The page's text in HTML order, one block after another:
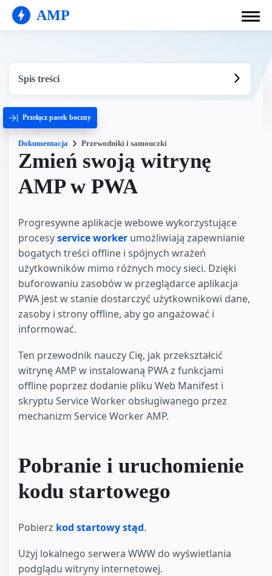
AMP
Spis treści
Przełącz pasek boczny
Dokumentacja Przewodniki i samouczki
Zmień swoją witrynę
AMP w PWA
Progresywne aplikacje webowe wykorzystujące
procesyservice worker umożliwiają zapewnianie
bogatych treści offline i spójnych wrażeń
użytkowników mimo różnych mocy sieci. Dzięki
buforowaniu zasobów w przeglądarce aplikacja
PWA jest w stanie dostarczyć użytkownikowi dane,
zasoby i strony offline, aby go angażować i
informować.
Ten przewodnik nauczy Cię, jak przekształcić
witrynę AMP w instalowaną PWA z funkcjami
offline poprzez dodanie pliku Web Manifest i
skryptu Service Worker obsługiwanego przez
mechanizm Service Worker AMP.
Pobranie i uruchomienie
kodu startowego
Pobierz kod startowy stąd.
Użyj lokalnego serwera WWW do wyświetlania
podglądu witryny internetowej.